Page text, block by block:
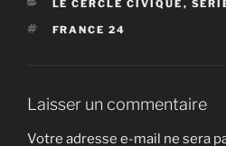
CATÉGORIES
LE CERCLE CIVIQUE ,
ÉTIQUETTES
FRANCE 24
Laisser un commentaire
Votre adresse e-mail ne sera